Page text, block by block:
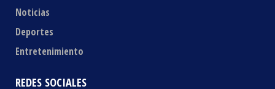
Noticias
Deportes
Entretenimiento
REDES SOCIALES